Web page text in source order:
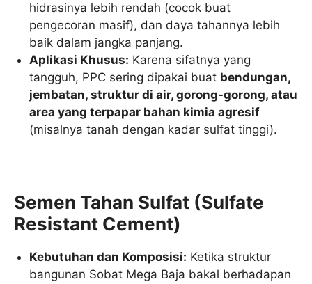
hidrasinya lebih rendah (cocok buat
pengecoran masif), dan daya tahannya lebih
baik dalam jangka panjang.
Aplikasi Khusus: Karena sifatnya yang
tangguh, PPC sering dipakai buat bendungan,
jembatan, struktur di air, gorong-gorong, atau
area yang terpapar bahan kimia agresif
(misalnya tanah dengan kadar sulfat tinggi).
Semen Tahan Sulfat (Sulfate
Resistant Cement)
Kebutuhan dan Komposisi: Ketika struktur
bangunan Sobat Mega Baja bakal berhadapan